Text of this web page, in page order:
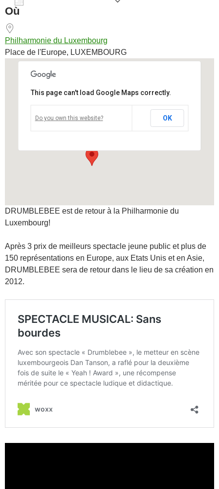
Où
Philharmonie du Luxembourg
Place de l'Europe, LUXEMBOURG
Place de l'Europe - LUXEMBOURG
Voir Évènements
This page can't load Google Maps correctly.
Do you own this website? OK
DRUMBLEBEE est de retour à la Philharmonie du
Luxembourg!
Après 3 prix de meilleurs spectacle jeune public et plus de
150 représentations en Europe, aux Etats Unis et en Asie,
DRUMBLEBEE sera de retour dans le lieu de sa création en
2012.